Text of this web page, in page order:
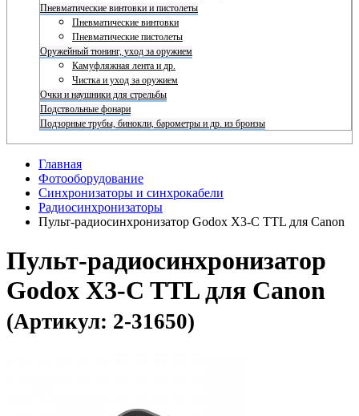
Пневматические винтовки и пистолеты
Пневматические винтовки
Пневматические пистолеты
Оружейный тюнинг, уход за оружием
Камуфляжная лента и др.
Чистка и уход за оружием
Очки и наушники для стрельбы
Подствольные фонари
Подзорные трубы, бинокли, барометры и др. из бронзы
Главная
Фотооборудование
Синхронизаторы и синхрокабели
Радиосинхронизаторы
Пульт-радиосинхронизатор Godox X3-C TTL для Canon
Пульт-радиосинхронизатор
Godox X3-C TTL для Canon
(Артикул: 2-31650)